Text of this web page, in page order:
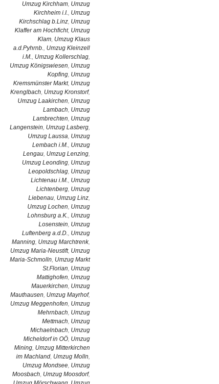
Umzug Kirchham, Umzug
Kirchheim i.I., Umzug
Kirchschlag b.Linz, Umzug
Klaffer am Hochficht, Umzug
Klam, Umzug Klaus
a.d.Pyhrnb., Umzug Kleinzell
i.M., Umzug Kollerschlag,
Umzug Königswiesen, Umzug
Kopfing, Umzug
Kremsmünster Markt, Umzug
Krenglbach, Umzug Kronstorf,
Umzug Laakirchen, Umzug
Lambach, Umzug
Lambrechten, Umzug
Langenstein, Umzug Lasberg,
Umzug Laussa, Umzug
Lembach i.M., Umzug
Lengau, Umzug Lenzing,
Umzug Leonding, Umzug
Leopoldschlag, Umzug
Lichtenau i.M., Umzug
Lichtenberg, Umzug
Liebenau, Umzug Linz,
Umzug Lochen, Umzug
Lohnsburg a.K., Umzug
Losenstein, Umzug
Luftenberg a.d.D., Umzug
Manning, Umzug Marchtrenk,
Umzug Maria-Neustift, Umzug
Maria-Schmolln, Umzug Markt
St.Florian, Umzug
Mattighofen, Umzug
Mauerkirchen, Umzug
Mauthausen, Umzug Mayrhof,
Umzug Meggenhofen, Umzug
Mehrnbach, Umzug
Mettmach, Umzug
Michaelnbach, Umzug
Micheldorf in OÖ, Umzug
Mining, Umzug Mitterkirchen
im Machland, Umzug Molln,
Umzug Mondsee, Umzug
Moosbach, Umzug Moosdorf,